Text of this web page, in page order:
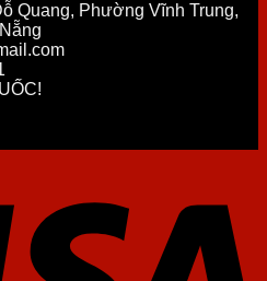
Quang, Phường Vĩnh Trung,